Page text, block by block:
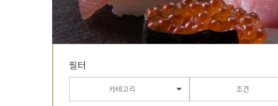
필터
카테고리 조건